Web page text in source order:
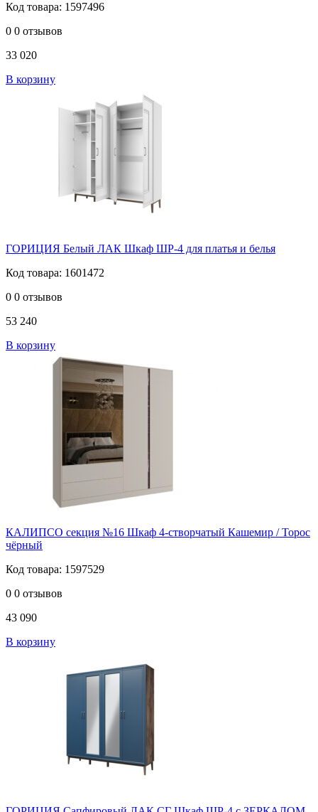
Код товара: 1597496
0 0 отзывов
33 020
В корзину
ГОРИЦИЯ Белый ЛАК Шкаф ШР-4 для платья и белья
Код товара: 1601472
0 0 отзывов
53 240
В корзину
КАЛИПСО секция №16 Шкаф 4-створчатый Кашемир / Торос
чёрный
Код товара: 1597529
0 0 отзывов
43 090
В корзину